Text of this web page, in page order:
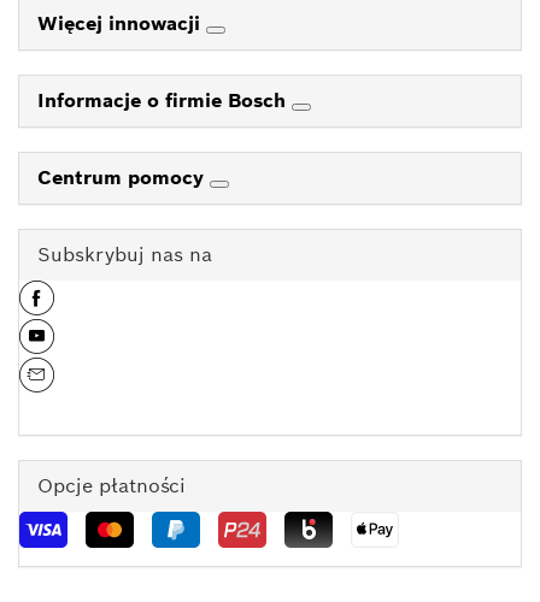
Więcej innowacji
Informacje o firmie Bosch
Centrum pomocy
Subskrybuj nas na
Opcje płatności